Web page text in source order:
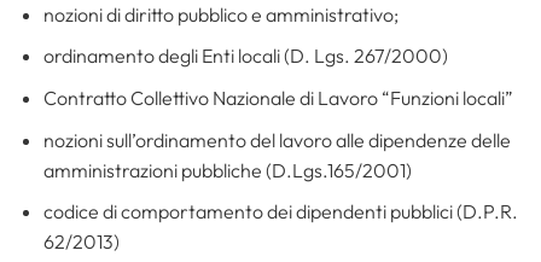
nozioni di diritto pubblico e amministrativo;
ordinamento degli Enti locali (D. Lgs. 267/2000)
Contratto Collettivo Nazionale di Lavoro “Funzioni locali”
nozioni sull’ordinamento del lavoro alle dipendenze delle
amministrazioni pubbliche (D.Lgs.165/2001)
codice di comportamento dei dipendenti pubblici (D.P.R.
62/2013)